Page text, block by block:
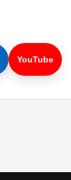
YouTube